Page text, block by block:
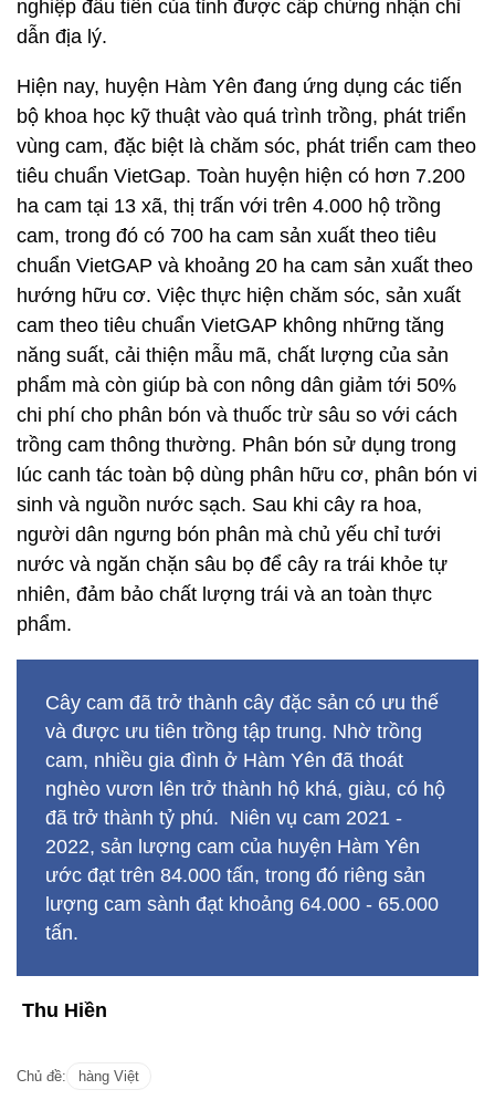
nghiệp đầu tiên của tỉnh được cấp chứng nhận chỉ
dẫn địa lý.
Hiện nay, huyện Hàm Yên đang ứng dụng các tiến
bộ khoa học kỹ thuật vào quá trình trồng, phát triển
vùng cam, đặc biệt là chăm sóc, phát triển cam theo
tiêu chuẩn VietGap. Toàn huyện hiện có hơn 7.200
ha cam tại 13 xã, thị trấn với trên 4.000 hộ trồng
cam, trong đó có 700 ha cam sản xuất theo tiêu
chuẩn VietGAP và khoảng 20 ha cam sản xuất theo
hướng hữu cơ. Việc thực hiện chăm sóc, sản xuất
cam theo tiêu chuẩn VietGAP không những tăng
năng suất, cải thiện mẫu mã, chất lượng của sản
phẩm mà còn giúp bà con nông dân giảm tới 50%
chi phí cho phân bón và thuốc trừ sâu so với cách
trồng cam thông thường. Phân bón sử dụng trong
lúc canh tác toàn bộ dùng phân hữu cơ, phân bón vi
sinh và nguồn nước sạch. Sau khi cây ra hoa,
người dân ngưng bón phân mà chủ yếu chỉ tưới
nước và ngăn chặn sâu bọ để cây ra trái khỏe tự
nhiên, đảm bảo chất lượng trái và an toàn thực
phẩm.
Cây cam đã trở thành cây đặc sản có ưu thế
và được ưu tiên trồng tập trung. Nhờ trồng
cam, nhiều gia đình ở Hàm Yên đã thoát
nghèo vươn lên trở thành hộ khá, giàu, có hộ
đã trở thành tỷ phú. Niên vụ cam 2021 -
2022, sản lượng cam của huyện Hàm Yên
ước đạt trên 84.000 tấn, trong đó riêng sản
lượng cam sành đạt khoảng 64.000 - 65.000
tấn.
Thu Hiền
Chủ đề: hàng Việt